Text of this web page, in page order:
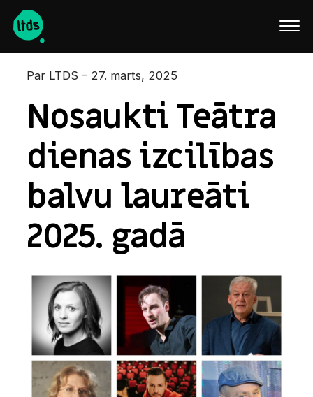
Par LTDS – 27. marts, 2025
Nosaukti Teātra
dienas izcilības
balvu laureāti
2025. gadā